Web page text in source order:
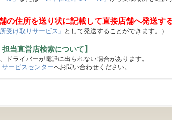
の住所を送り状に記載して直接店舗へ発送す
所受け取りサービス」 として発送することができます。）
担当直営店検索について】
ドライバーが電話に出られない場合があります。
サービスセンターへお問い合わせください。